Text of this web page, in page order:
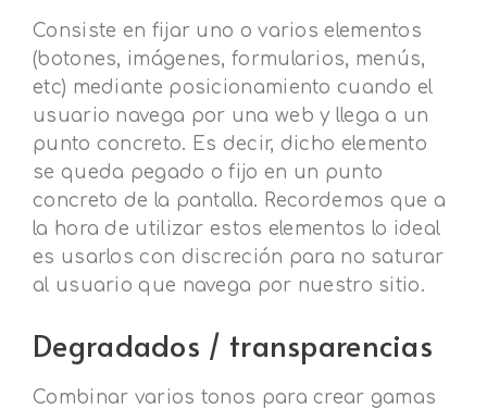
Consiste en fijar uno o varios elementos
(botones, imágenes, formularios, menús,
etc) mediante posicionamiento cuando el
usuario navega por una web y llega a un
punto concreto. Es decir, dicho elemento
se queda pegado o fijo en un punto
concreto de la pantalla. Recordemos que a
la hora de utilizar estos elementos lo ideal
es usarlos con discreción para no saturar
al usuario que navega por nuestro sitio.
Degradados / transparencias
Combinar varios tonos para crear gamas